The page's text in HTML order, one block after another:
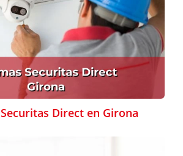
Direct en Girona